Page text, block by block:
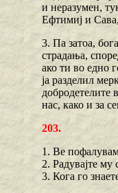
и неразумен,
Ефтимиј и
3. Па затоа,
страдања,
ако ти во едно
ја разделил
добродетелите
нас, како и за
203.
1. Ве пофалувам
2. Радувајте му
3. Кога го